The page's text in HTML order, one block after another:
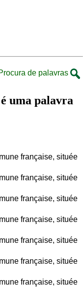
de palavras
é uma palavra
française, située
française, située
française, située
française, située
française, située
française, située
française, située